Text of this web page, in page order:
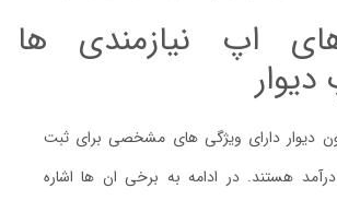
اپ نیازمندی ها
دیوار دارای ویژگی های مشخصی برای ثبت
هستند. در ادامه به برخی ان ها اشاره